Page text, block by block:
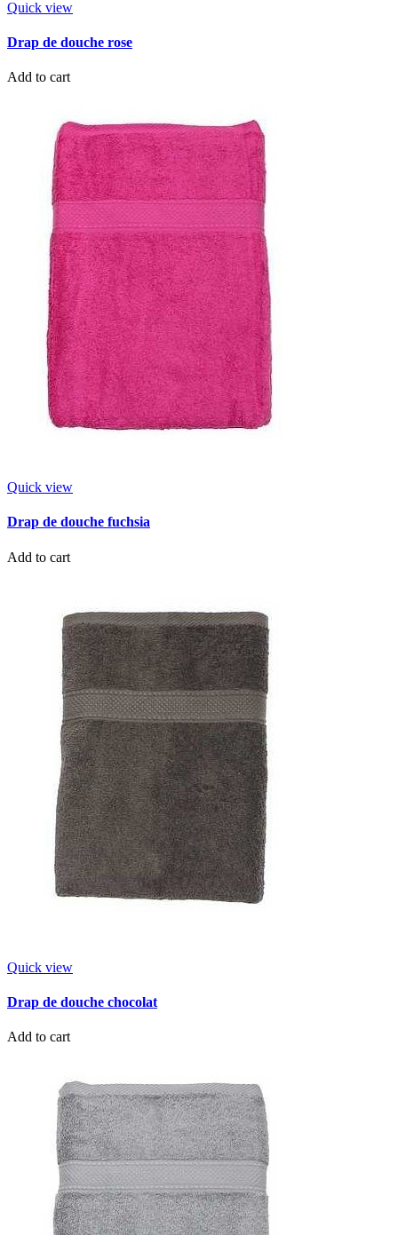
Quick view
Drap de douche rose
Add to cart
Quick view
Drap de douche fuchsia
Add to cart
Quick view
Drap de douche chocolat
Add to cart